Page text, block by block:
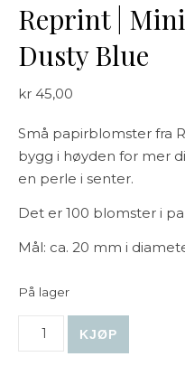
Reprint |
Dusty Blue
kr 45,00
Små papirblomster fra
bygg i høyden for mer
en perle i senter.
Det er 100 blomster i
Mål: ca. 20 mm i
På lager
KJØP